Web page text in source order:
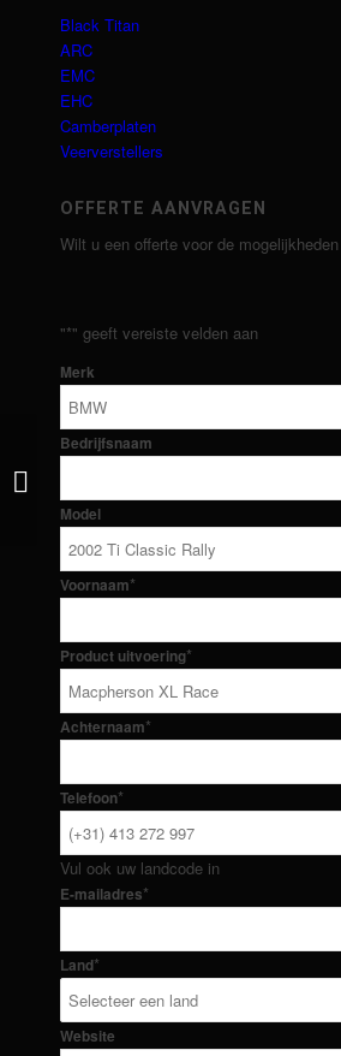
Black Titan
ARC
EMC
EHC
Camberplaten
Veerverstellers
OFFERTE AANVRAGEN
Wilt u een offerte voor de
"*" geeft vereiste velden aan
Merk
Bedrijfsnaam
Model
Voornaam*
Product uitvoering*
Achternaam*
Telefoon*
Vul ook uw landcode in
E-mailadres*
Land*
Website